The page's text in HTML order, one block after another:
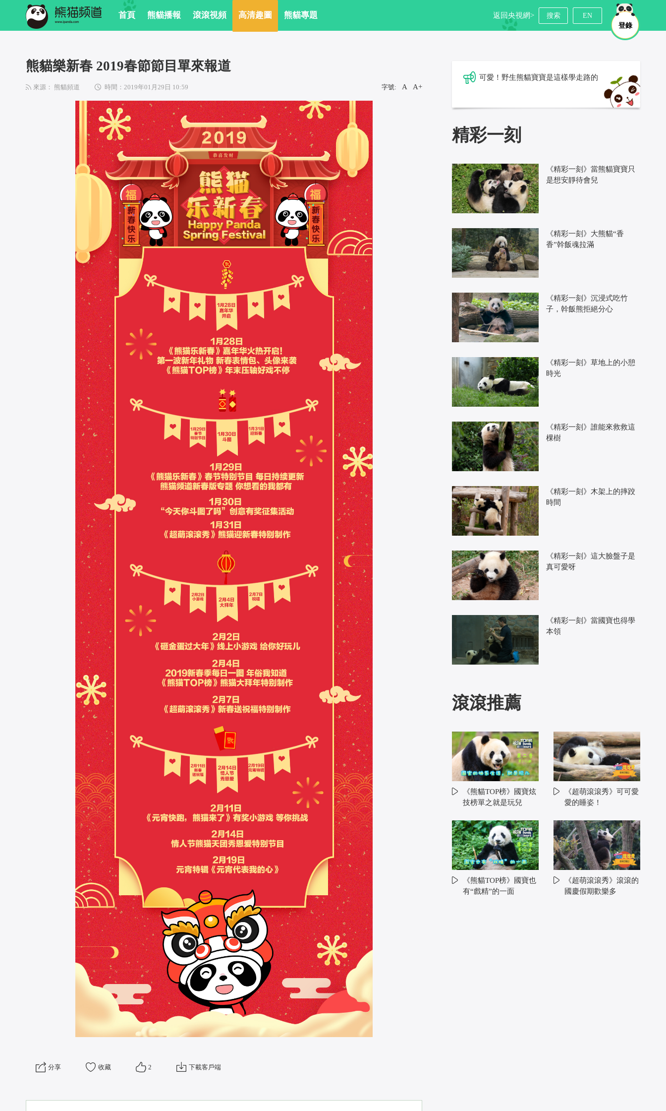
首頁 熊貓播報 滾滾視頻 高清趣圖 熊貓專題
登錄
返回央視網> 搜索 EN
熊貓樂新春 2019春節節目單來報道
來源： 熊貓頻道 時間：2019年01月29日 10:59 字號: A A+
分享 收藏 2 下載客戶端
可愛！野生熊貓寶寶是這樣學走路的
精彩一刻
《精彩一刻》當熊貓寶寶只
是想安靜待會兒
《精彩一刻》大熊貓“香
香”幹飯魂拉滿
《精彩一刻》沉浸式吃竹
子，幹飯熊拒絕分心
《精彩一刻》草地上的小憩
時光
《精彩一刻》誰能來救救這
棵樹
《精彩一刻》木架上的摔跤
時間
《精彩一刻》這大臉盤子是
真可愛呀
《精彩一刻》當國寶也得學
本領
滾滾推薦
《熊貓TOP榜》國寶炫
技榜單之就是玩兒
《超萌滾滾秀》可可愛
愛的睡姿！
《熊貓TOP榜》國寶也
有“戲精”的一面
《超萌滾滾秀》滾滾的
國慶假期歡樂多